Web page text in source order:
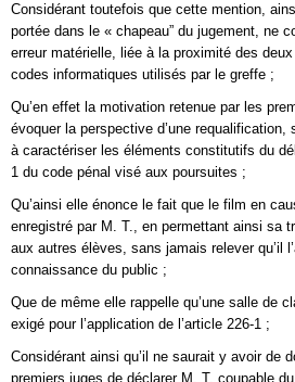
Considérant toutefois que cette mention,
portée dans le « chapeau” du jugement, ne
erreur matérielle, liée à la proximité des
codes informatiques utilisés par le greffe ;
Qu’en effet la motivation retenue par les
évoquer la perspective d’une requalification,
à caractériser les éléments constitutifs du
1 du code pénal visé aux poursuites ;
Qu’ainsi elle énonce le fait que le film en
enregistré par M. T., en permettant ainsi sa
aux autres élèves, sans jamais relever qu’il
connaissance du public ;
Que de même elle rappelle qu’une salle de
exigé pour l’application de l’article 226-1 ;
Considérant ainsi qu’il ne saurait y avoir de
premiers juges de déclarer M. T. coupable